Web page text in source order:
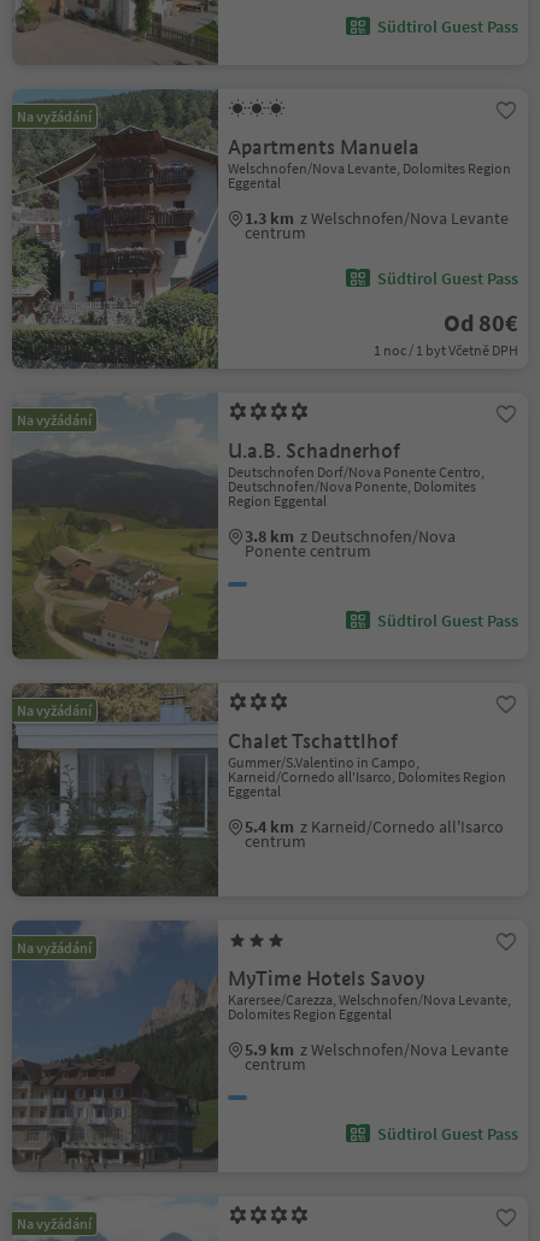
Südtirol Guest Pass
Na vyžádání
Apartments Manuela
Welschnofen/Nova Levante, Dolomites Region
Eggental
1.3 km z Welschnofen/Nova Levante
centrum
Südtirol Guest Pass
Od 80€
1 noc / 1 byt Včetně DPH
Na vyžádání
U.a.B. Schadnerhof
Deutschnofen Dorf/Nova Ponente Centro,
Deutschnofen/Nova Ponente, Dolomites
Region Eggental
3.8 km z Deutschnofen/Nova
Ponente centrum
Südtirol Guest Pass
Na vyžádání
Chalet Tschattlhof
Gummer/S.Valentino in Campo,
Karneid/Cornedo all'Isarco, Dolomites Region
Eggental
5.4 km z Karneid/Cornedo all'Isarco
centrum
Na vyžádání
MyTime Hotels Savoy
Karersee/Carezza, Welschnofen/Nova Levante,
Dolomites Region Eggental
5.9 km z Welschnofen/Nova Levante
centrum
Südtirol Guest Pass
Na vyžádání